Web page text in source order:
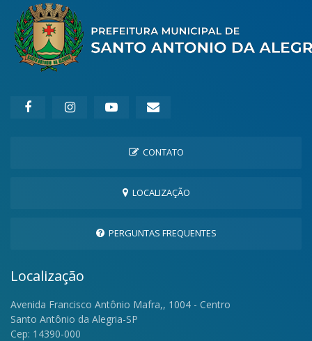
CONTATO
LOCALIZAÇÃO
PERGUNTAS FREQUENTES
Localização
Avenida Francisco Antônio Mafra,, 1004 - Centro
Santo Antônio da Alegria-SP
Cep: 14390-000